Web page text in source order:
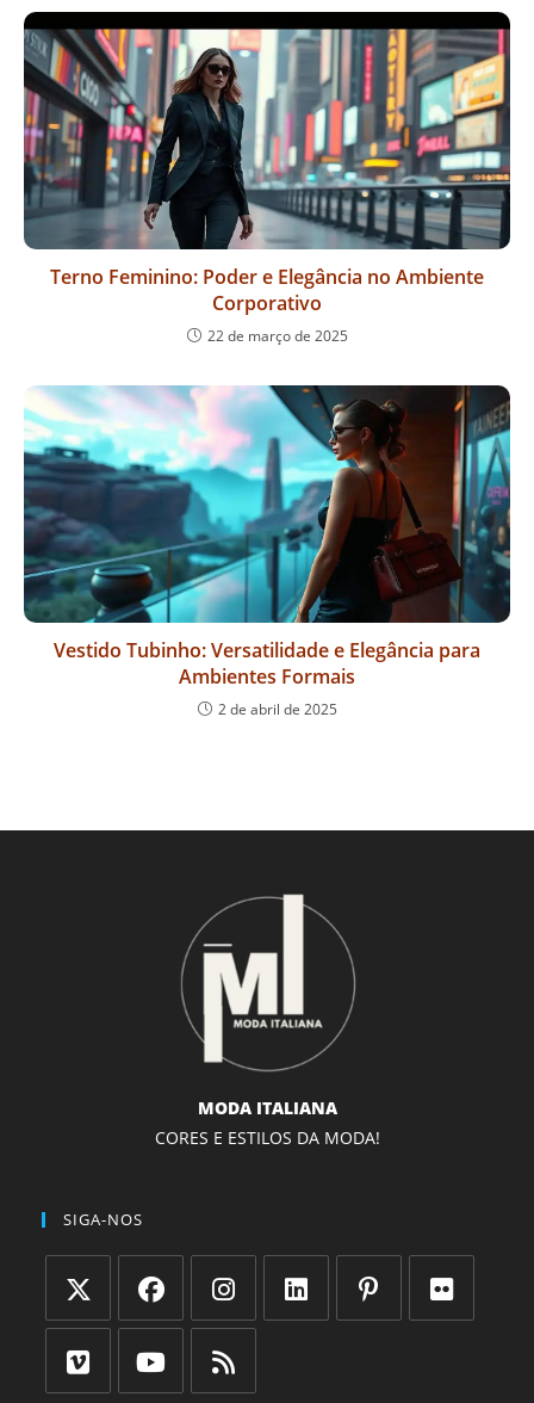
Terno Feminino: Poder e Elegância no Ambiente
Corporativo
22 de março de 2025
Vestido Tubinho: Versatilidade e Elegância para
Ambientes Formais
2 de abril de 2025
MODA ITALIANA
CORES E ESTILOS DA MODA!
SIGA-NOS
Abre
uma
Abre
em
uma
Abre
em
uma